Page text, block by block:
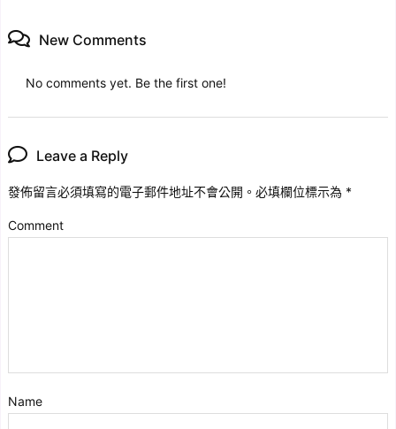
New Comments
No comments yet. Be the first one!
Leave a Reply
發佈留言必須填寫的電子郵件地址不會公開。 必填欄位標示為 *
Comment
Name